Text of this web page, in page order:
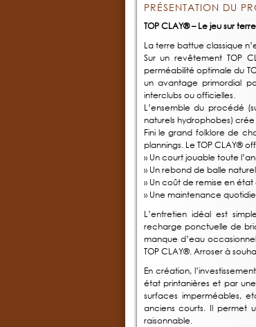
PRÉSENTATION DU
TOP CLAY® – Le jeu sur
La terre battue classique
Sur un revêtement TOP
perméabilité optimale du
un avantage primordial
interclubs ou officielles.
L’ensemble du procédé
naturels hydrophobes)
Fini le grand folklore de
plannings. Le TOP CLAY®
» Un court jouable toute
» Un rebond de balle
» Un coût de remise en
» Une maintenance
L’entretien idéal est
recharge ponctuelle de
manque d’eau
TOP CLAY®. Arroser à
En création,
état printanières et par
surfaces imperméables,
anciens courts. Il permet
raisonnable.